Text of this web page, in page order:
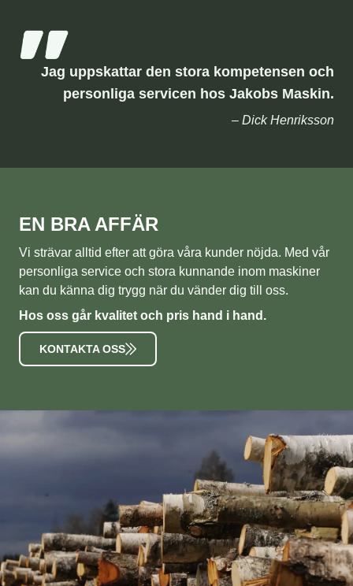
Jag uppskattar den stora kompetensen och
personliga servicen hos Jakobs Maskin.
– Dick Henriksson
EN BRA AFFÄR
Vi strävar alltid efter att göra våra kunder nöjda. Med vår
personliga service och stora kunnande inom maskiner
kan du känna dig trygg när du vänder dig till oss.
Hos oss går kvalitet och pris hand i hand.
KONTAKTA OSS